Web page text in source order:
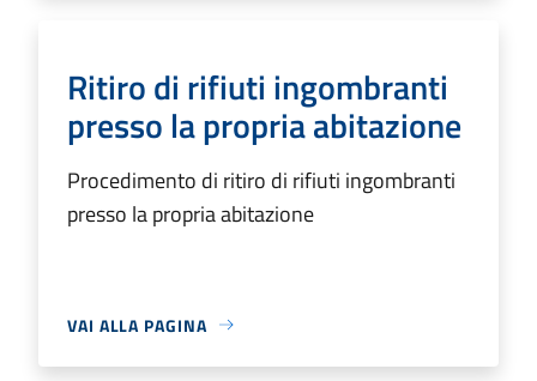
Ritiro di rifiuti ingombranti
presso la propria abitazione
Procedimento di ritiro di rifiuti ingombranti
presso la propria abitazione
VAI ALLA PAGINA